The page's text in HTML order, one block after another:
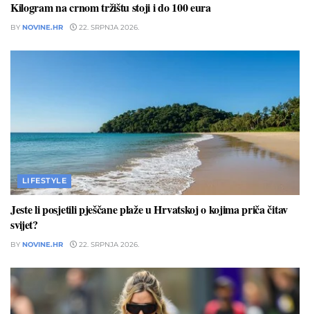
Kilogram na crnom tržištu stoji i do 100 eura
BY NOVINE.HR 22. SRPNJA 2026.
LIFESTYLE
Jeste li posjetili pješčane plaže u Hrvatskoj o kojima priča čitav
svijet?
BY NOVINE.HR 22. SRPNJA 2026.